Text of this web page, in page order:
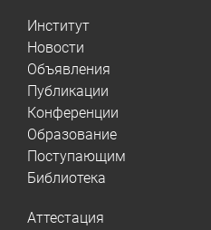
Институт
Новости
Объявления
Публикации
Конференции
Образование
Поступающим
Библиотека
Аттестация